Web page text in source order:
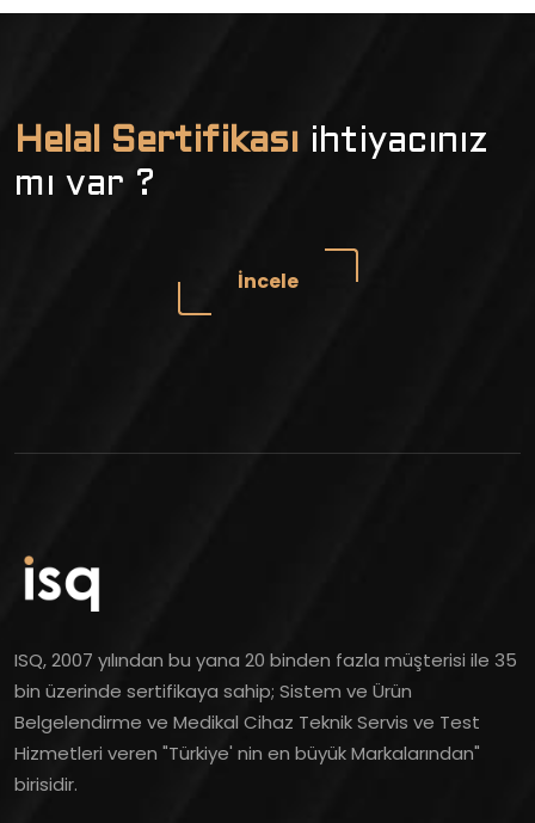
Helal Sertifikası ihtiyacınız
mı var ?
İncele
ISQ, 2007 yılından bu yana 20 binden fazla müşterisi ile 35
bin üzerinde sertifikaya sahip; Sistem ve Ürün
Belgelendirme ve Medikal Cihaz Teknik Servis ve Test
Hizmetleri veren "Türkiye' nin en büyük Markalarından"
birisidir.